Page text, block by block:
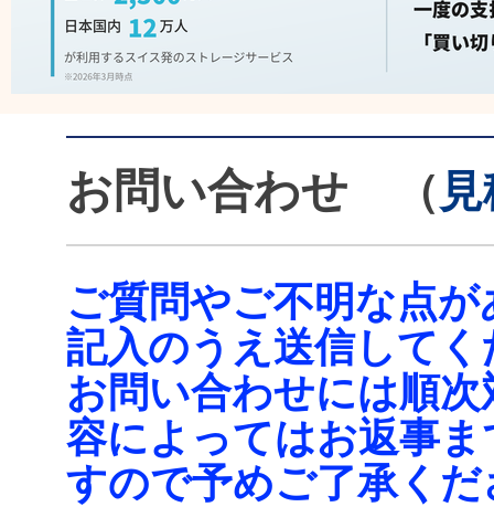
お問い合わせ （
ご質問やご不明な点
記入のうえ送信してく
お問い合わせには順
容によってはお返事
すので予めご了承くだ